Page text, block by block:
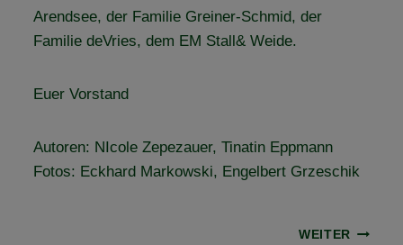
Arendsee, der Familie Greiner-Schmid, der
Familie deVries, dem EM Stall& Weide.
Euer Vorstand
Autoren: NIcole Zepezauer, Tinatin Eppmann
Fotos: Eckhard Markowski, Engelbert Grzeschik
WEITER